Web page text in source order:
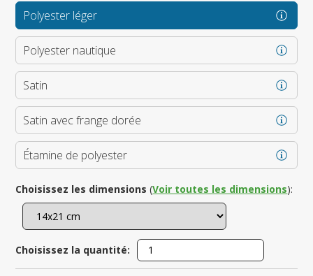
Polyester léger
Polyester nautique
Satin
Satin avec frange dorée
Étamine de polyester
Choisissez les dimensions (Voir toutes les dimensions):
Choisissez la quantité: